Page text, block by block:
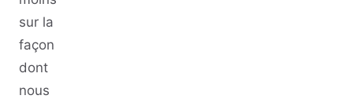
sur la
façon
dont
nous